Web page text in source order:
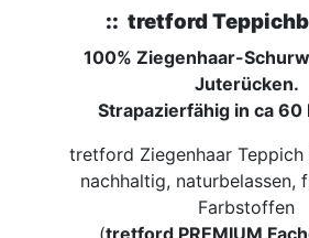
:: tretford
100% Ziegenhaar-
Juterücken.
Strapazierfähig in ca 60
tretford Ziegenhaar Teppich
nachhaltig, naturbelassen,
Farbstoffen